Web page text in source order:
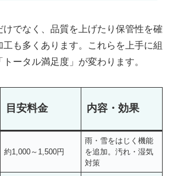
けでなく、品質を上げたり保管性を確
も多くあります。これらを上手に組
ータル満足度」が変わります。
目安料金 内容・効果
約1,000～1,500円
雨・雪をはじく機能
を追加。汚れ・湿気
対策